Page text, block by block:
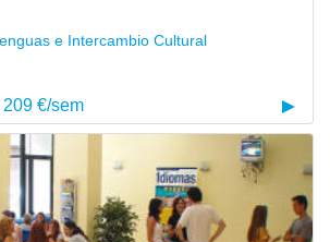
e Intercambio Cultural
€/sem